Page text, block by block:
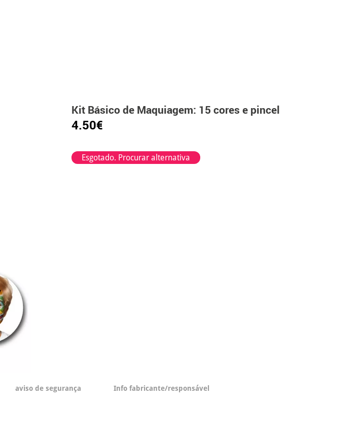
Kit Básico de Maquiagem: 15 cores e pincel
4.50€
Esgotado. Procurar alternativa
aviso de segurança Info fabricante/responsável